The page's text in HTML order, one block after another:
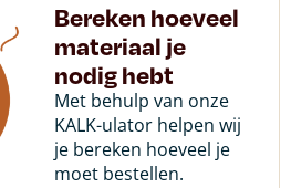
Bereken hoeveel
materiaal je
nodig hebt
Met behulp van onze
KALK-ulator helpen wij
je bereken hoeveel je
moet bestellen.